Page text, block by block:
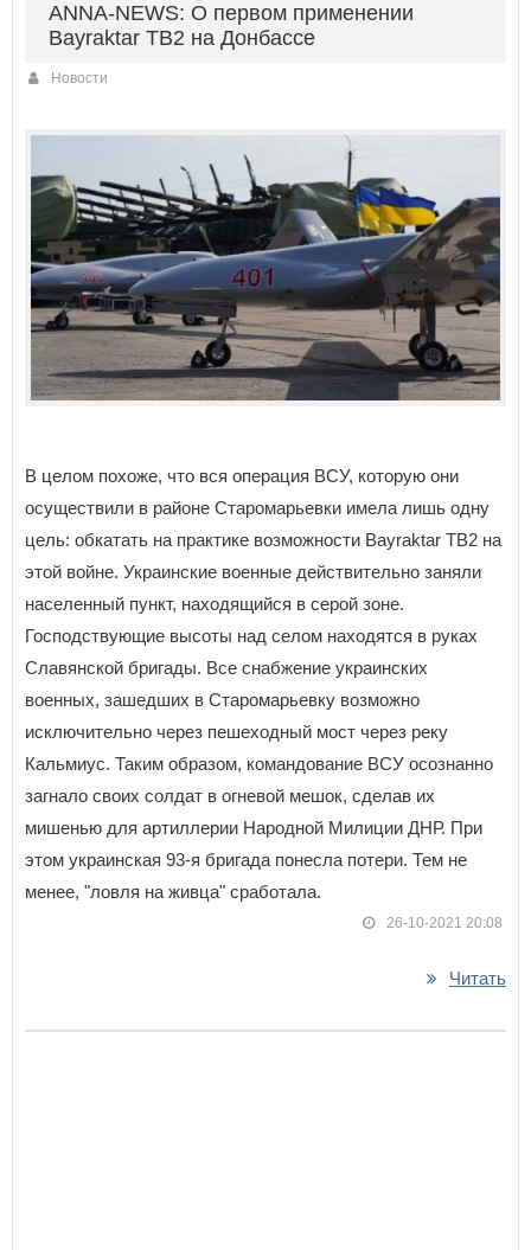
ANNA-NEWS: О первом применении
Bayraktar TB2 на Донбассе
Новости
В целом похоже, что вся операция ВСУ, которую они
осуществили в районе Старомарьевки имела лишь одну
цель: обкатать на практике возможности Bayraktar TB2 на
этой войне. Украинские военные действительно заняли
населенный пункт, находящийся в серой зоне.
Господствующие высоты над селом находятся в руках
Славянской бригады. Все снабжение украинских
военных, зашедших в Старомарьевку возможно
исключительно через пешеходный мост через реку
Кальмиус. Таким образом, командование ВСУ осознанно
загнало своих солдат в огневой мешок, сделав их
мишенью для артиллерии Народной Милиции ДНР. При
этом украинская 93-я бригада понесла потери. Тем не
менее, "ловля на живца" сработала.
26-10-2021 20:08
Читать